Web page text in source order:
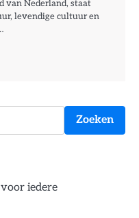
van Nederland, staat
levendige cultuur en
Zoeken
iedere